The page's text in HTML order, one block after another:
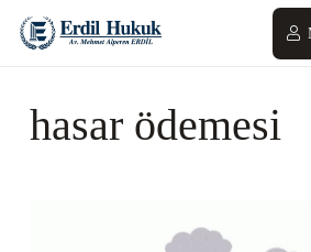
hasar ödemesi